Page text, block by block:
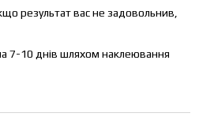
результат вас не задовольнив,
7-10 днів шляхом наклеювання